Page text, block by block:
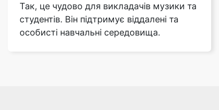
Так, це чудово для викладачів музики та
студентів. Він підтримує віддалені та
особисті навчальні середовища.